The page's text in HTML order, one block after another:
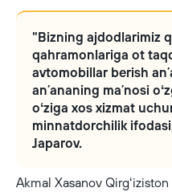
"Bizning ajdodlarimiz
qahramonlariga ot
avtomobillar berish
anʼananing maʼnosi
oʻziga xos xizmat
minnatdorchilik
Japarov.
Akmal Xasanov